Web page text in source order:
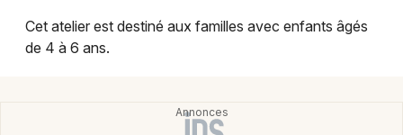
Manifestations
Mulhouse
Cet atelier est destiné aux familles avec enfants âgés
de 4 à 6 ans.